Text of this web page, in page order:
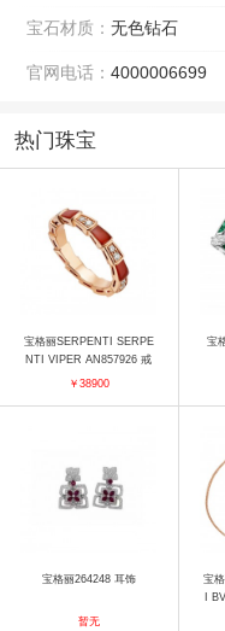
宝石材质： 无色钻石
官网电话： 4000006699
热门珠宝
宝格丽SERPENTI SERPE
NTI VIPER AN857926 戒
指
￥38900
宝
宝格丽264248 耳饰
暂无
宝
I